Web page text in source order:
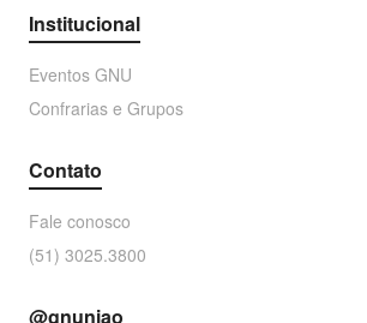
Institucional
Eventos GNU
Confrarias e Grupos
Contato
Fale conosco
(51) 3025.3800
@gnuniao